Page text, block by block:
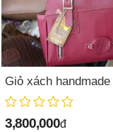
Giỏ xách handmade
3,800,000đ